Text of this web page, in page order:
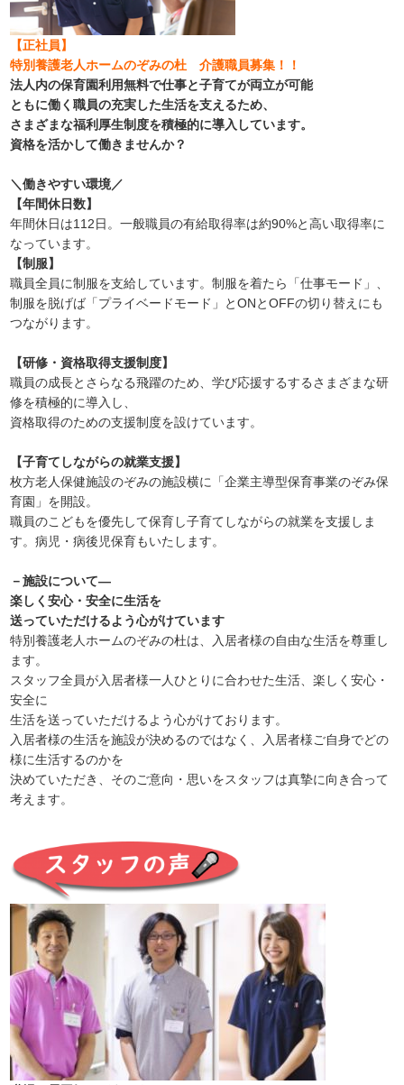
【正社員】
特別養護老人ホームのぞみの杜 介護職員募集！！
法人内の保育園利用無料で仕事と子育てが両立が可能
ともに働く職員の充実した生活を支えるため、
さまざまな福利厚生制度を積極的に導入しています。
資格を活かして働きませんか？
＼働きやすい環境／
【年間休日数】
年間休日は112日。一般職員の有給取得率は約90%と高い取得率に
なっています。
【制服】
職員全員に制服を支給しています。制服を着たら「仕事モード」、
制服を脱げば「プライベードモード」とONとOFFの切り替えにも
つながります。
【研修・資格取得支援制度】
職員の成長とさらなる飛躍のため、学び応援するするさまざまな研
修を積極的に導入し、
資格取得のための支援制度を設けています。
【子育てしながらの就業支援】
枚方老人保健施設のぞみの施設横に「企業主導型保育事業のぞみ保
育園」を開設。
職員のこどもを優先して保育し子育てしながらの就業を支援しま
す。病児・病後児保育もいたします。
－施設について―
楽しく安心・安全に生活を
送っていただけるよう心がけています
特別養護老人ホームのぞみの杜は、入居者様の自由な生活を尊重し
ます。
スタッフ全員が入居者様一人ひとりに合わせた生活、楽しく安心・
安全に
生活を送っていただけるよう心がけております。
入居者様の生活を施設が決めるのではなく、入居者様ご自身でどの
様に生活するのかを
決めていただき、そのご意向・思いをスタッフは真摯に向き合って
考えます。